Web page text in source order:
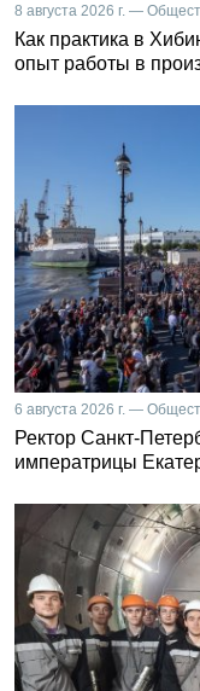
8 августа 2026 г. —
Как практика в
опыт работы в
6 августа 2026 г. —
Ректор Санкт-
императрицы